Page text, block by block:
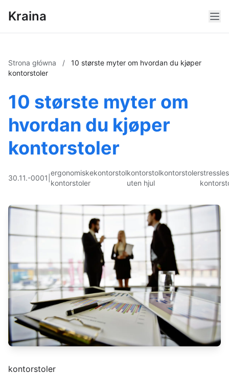
Kraina
Strona główna /
10 største myter om hvordan du kjøper
kontorstoler
10 største myter om
hvordan du kjøper
kontorstoler
30.11.-0001
ergonomiske
kontorstoler
kontorstolkontorstol
uten hjul
kontorstoler
kontorstoler